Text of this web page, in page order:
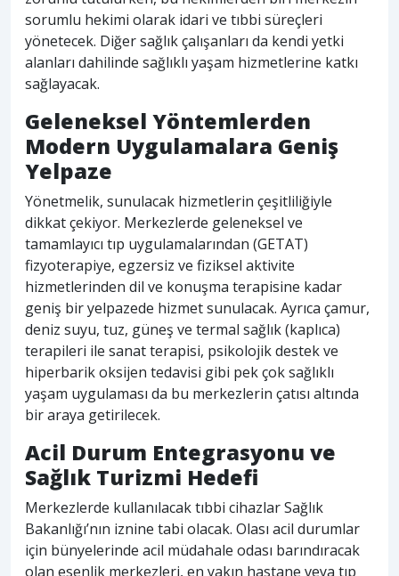
sorumlu hekimi olarak idari ve tıbbi süreçleri
yönetecek. Diğer sağlık çalışanları da kendi yetki
alanları dahilinde sağlıklı yaşam hizmetlerine katkı
sağlayacak.
Geleneksel Yöntemlerden
Modern Uygulamalara Geniş
Yelpaze
Yönetmelik, sunulacak hizmetlerin çeşitliliğiyle
dikkat çekiyor. Merkezlerde geleneksel ve
tamamlayıcı tıp uygulamalarından (GETAT)
fizyoterapiye, egzersiz ve fiziksel aktivite
hizmetlerinden dil ve konuşma terapisine kadar
geniş bir yelpazede hizmet sunulacak. Ayrıca çamur,
deniz suyu, tuz, güneş ve termal sağlık (kaplıca)
terapileri ile sanat terapisi, psikolojik destek ve
hiperbarik oksijen tedavisi gibi pek çok sağlıklı
yaşam uygulaması da bu merkezlerin çatısı altında
bir araya getirilecek.
Acil Durum Entegrasyonu ve
Sağlık Turizmi Hedefi
Merkezlerde kullanılacak tıbbi cihazlar Sağlık
Bakanlığı’nın iznine tabi olacak. Olası acil durumlar
için bünyelerinde acil müdahale odası barındıracak
olan esenlik merkezleri, en yakın hastane veya tıp